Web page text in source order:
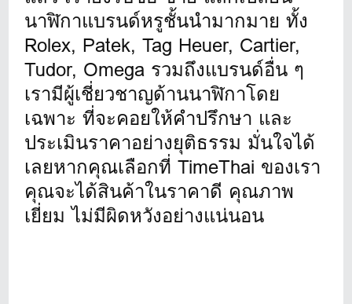
นาฬิกาแบรนด์หรูชั้นนำมากมาย ทั้ง
Rolex, Patek, Tag Heuer, Cartier,
Tudor, Omega รวมถึงแบรนด์อื่น ๆ
เรามีผู้เชี่ยวชาญด้านนาฬิกาโดย
เฉพาะ ที่จะคอยให้คำปรึกษา และ
ประเมินราคาอย่างยุติธรรม มั่นใจได้
เลยหากคุณเลือกที่ TimeThai ของเรา
คุณจะได้สินค้าในราคาดี คุณภาพ
เยี่ยม ไม่มีผิดหวังอย่างแน่นอน